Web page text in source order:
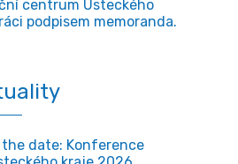
centrum Ústeckého
podpisem memoranda.
the date: Konference